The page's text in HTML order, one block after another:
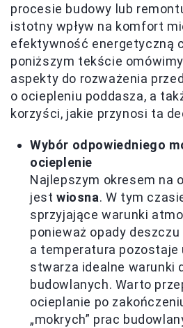
procesie budowy lub
istotny wpływ na komfort
efektywność energetyczną
poniższym tekście
aspekty do rozważenia
o ociepleniu poddasza, a
korzyści, jakie przynosi ta
Wybór odpowiedniego
ocieplenie
Najlepszym okresem na
jest wiosna. W tym
sprzyjające warunki
ponieważ opady
a temperatura pozostaje
stwarza idealne warunki
budowlanych. Warto
ocieplanie po
„mokrych” prac